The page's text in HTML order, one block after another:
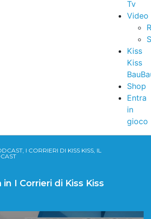
Tv
Video
Kiss
Kiss
Shop
Entra
in
gioco
I CORRIERI DI KISS KISS, IL
I Corrieri di Kiss Kiss